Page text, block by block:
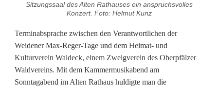
d
e
c
Sitzungssaal des Alten Rathauses ein anspruchsvolles
Konzert. Foto: Helmut Kunz
Terminabsprache zwischen den Verantwortlichen der
Weidener Max-Reger-Tage und dem Heimat- und
Kulturverein Waldeck, einem Zweigverein des Oberpfälzer
Waldvereins. Mit dem Kammermusikabend am
Sonntagabend im Alten Rathaus huldigte man die